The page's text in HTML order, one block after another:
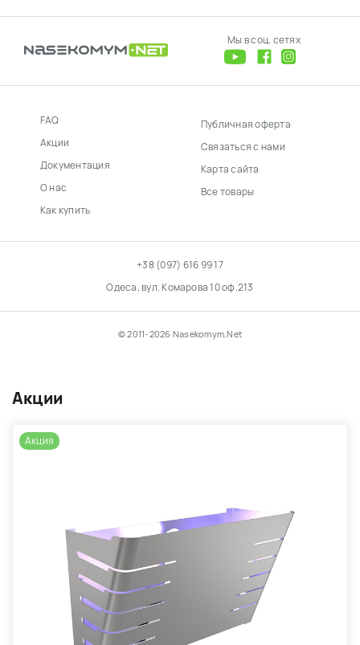
Акции
Акция
Мы в соц. сетях
FAQ
Акции
Документация
О нас
Как купить
Публичная оферта
Связаться с нами
Карта сайта
Все товары
+38 (097) 616 99 17
Одеса, вул. Комарова 10 оф.213
© 2011-2026 Nasekomym.Net